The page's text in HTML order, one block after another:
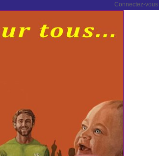
Connectez-vous